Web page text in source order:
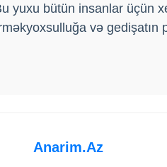
yuxu bütün insanlar üçün
və gedişatın
Anarim.Az